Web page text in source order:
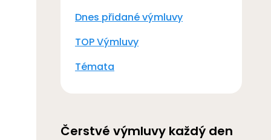
Dnes přidané výmluvy
TOP Výmluvy
Témata
Čerstvé výmluvy každý den